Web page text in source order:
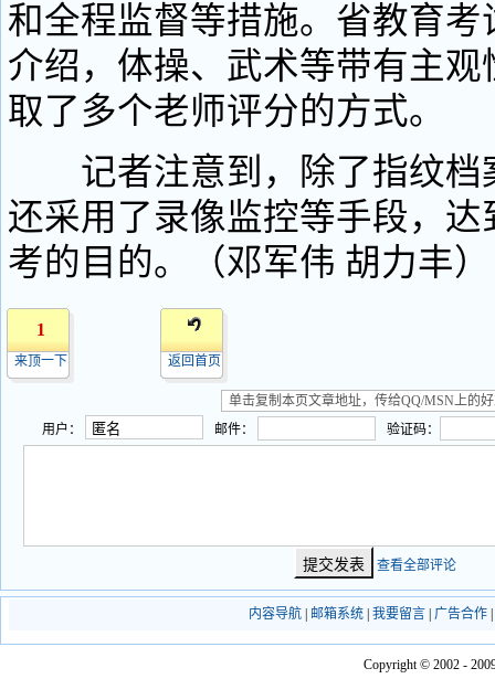
和全程监督等措施。省教育
介绍，体操、武术等带有主
取了多个老师评分的方式。
记者注意到，除了指纹档
还采用了录像监控等手段，
考的目的。（邓军伟 胡力丰）
1
来顶一下 返回首页
用户： 邮件： 验证码：
查看全部评论
内容导航| 邮箱系统| 我要留言| 广告合作|
Copyright © 2002 -